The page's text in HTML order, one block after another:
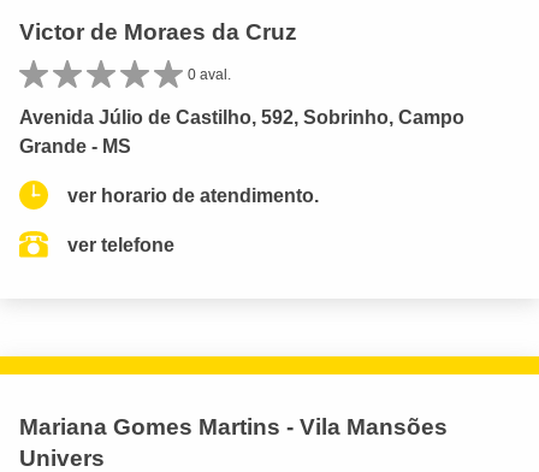
Victor de Moraes da Cruz
0 aval.
Avenida Júlio de Castilho, 592, Sobrinho, Campo
Grande - MS
ver horario de atendimento.
ver telefone
Mariana Gomes Martins - Vila Mansões
Univers